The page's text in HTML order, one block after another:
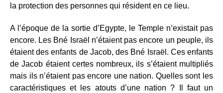
la protection des personnes qui résident en ce lieu.
A l’époque de la sortie d’Egypte, le Temple n’existait pas
encore. Les Bné Israël n’étaient pas encore un peuple, ils
étaient des enfants de Jacob, des Bné Israël. Ces enfants
de Jacob étaient certes nombreux, ils s’étaient multipliés
mais ils n’étaient pas encore une nation. Quelles sont les
caractéristiques et les atouts d’une nation ? Il faut un